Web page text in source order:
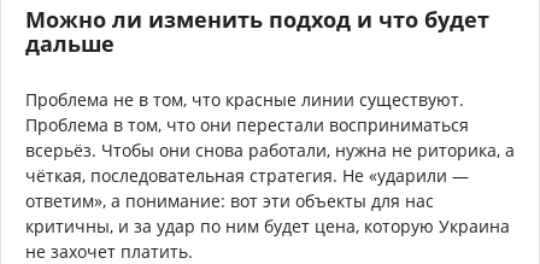
Можно ли изменить подход и что будет
дальше
Проблема не в том, что красные линии существуют.
Проблема в том, что они перестали восприниматься
всерьёз. Чтобы они снова работали, нужна не риторика, а
чёткая, последовательная стратегия. Не «ударили —
ответим», а понимание: вот эти объекты для нас
критичны, и за удар по ним будет цена, которую Украина
не захочет платить.